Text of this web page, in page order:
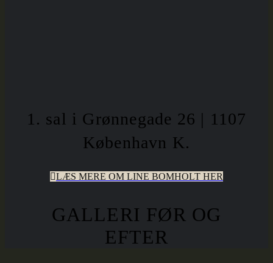
1. sal i Grønnegade 26 | 1107
København K.
LÆS MERE OM LINE BOMHOLT HER
GALLERI FØR OG
EFTER